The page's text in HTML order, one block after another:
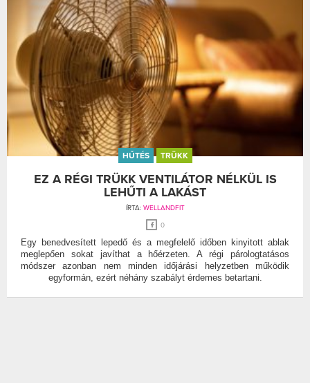
HŰTÉS TRÜKK
EZ A RÉGI TRÜKK VENTILÁTOR NÉLKÜL IS
LEHŰTI A LAKÁST
ÍRTA: WELLANDFIT
0
Egy benedvesített lepedő és a megfelelő időben kinyitott ablak
meglepően sokat javíthat a hőérzeten. A régi párologtatásos
módszer azonban nem minden időjárási helyzetben működik
egyformán, ezért néhány szabályt érdemes betartani.